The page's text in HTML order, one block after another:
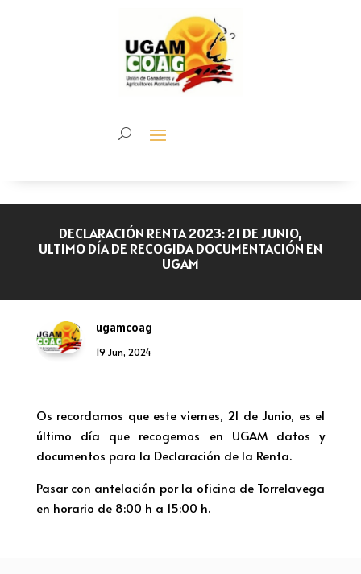
DECLARACIÓN RENTA 2023: 21 DE JUNIO,
ULTIMO DÍA DE RECOGIDA DOCUMENTACIÓN EN
UGAM
ugamcoag
19 Jun, 2024
Os recordamos que este viernes, 21 de Junio, es el
último día que recogemos en UGAM datos y
documentos para la Declaración de la Renta.
Pasar con antelación por la oficina de Torrelavega
en horario de 8:00 h a 15:00 h.